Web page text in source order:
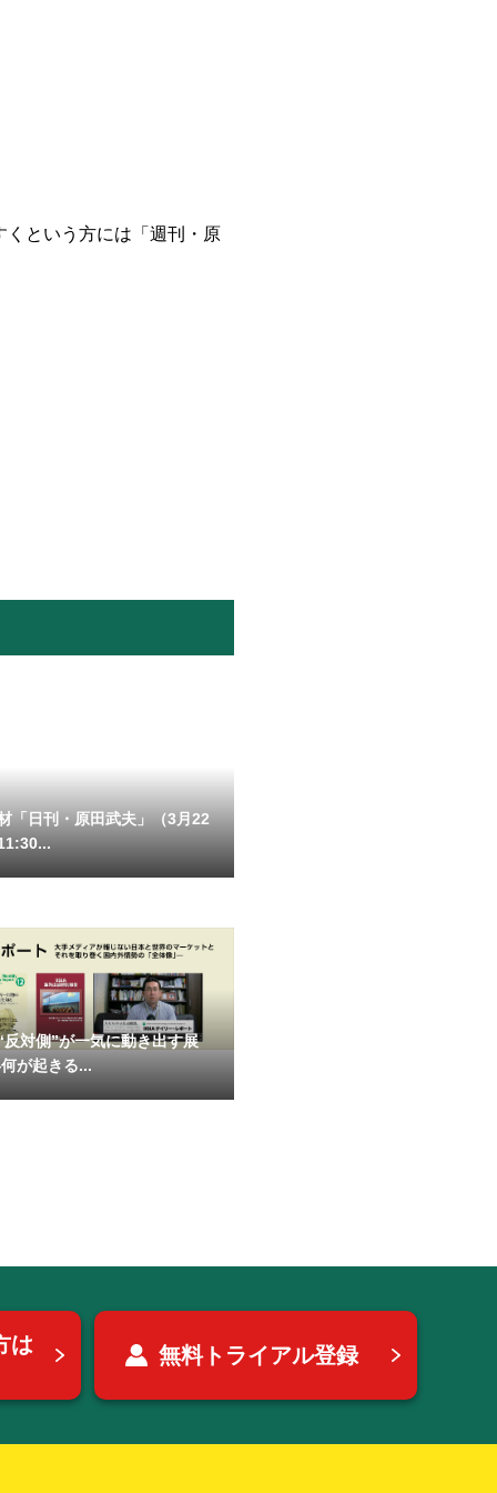
くという方には「週刊・原
「日刊・原田武夫」（3月22
反対側”が一気に動き出す展
が起きる...
は
無料トライアル登録